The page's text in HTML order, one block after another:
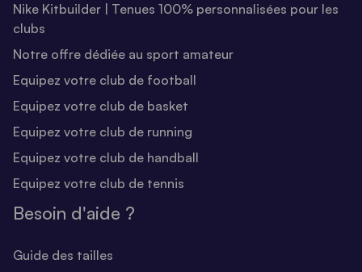
Nike Kitbuilder | Tenues 100% personnalisées pour les
clubs
Notre offre dédiée au sport amateur
Equipez votre club de football
Equipez votre club de basket
Equipez votre club de running
Equipez votre club de handball
Equipez votre club de tennis
Besoin d'aide ?
Guide des tailles